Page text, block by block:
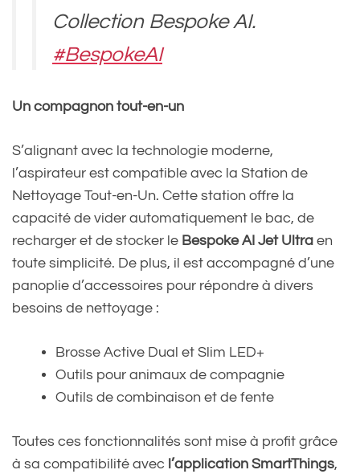
Collection Bespoke AI.
#BespokeAI
#Samsung
pic.twitter.com/ytp9f38MUB
— Samsung FR
(@SamsungFR)March 28,
2025
Un compagnon tout-en-un
S’alignant avec la technologie moderne,
l’aspirateur est compatible avec la Station de
Nettoyage Tout-en-Un. Cette station offre la
capacité de vider automatiquement le bac, de
recharger et de stocker le Bespoke AI Jet Ultra en
toute simplicité. De plus, il est accompagné d’une
panoplie d’accessoires pour répondre à divers
besoins de nettoyage :
Brosse Active Dual et Slim LED+
Outils pour animaux de compagnie
Outils de combinaison et de fente
Toutes ces fonctionnalités sont mise à profit grâce
à sa compatibilité avec l’application SmartThings,